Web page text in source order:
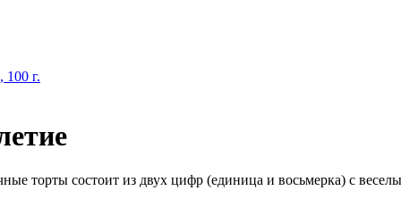
100 г.
торты состоит из двух цифр (единица и восьмерка) с